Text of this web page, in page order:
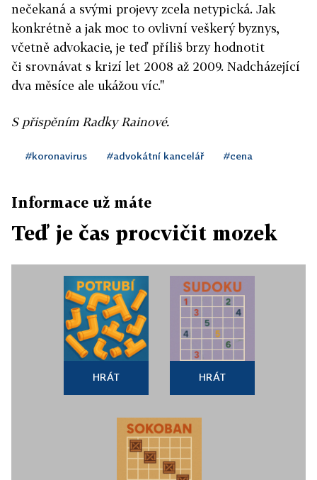
nečekaná a svými projevy zcela netypická. Jak
konkrétně a jak moc to ovlivní veškerý byznys,
včetně advokacie, je teď příliš brzy hodnotit
či srovnávat s krizí let 2008 až 2009. Nadcházející
dva měsíce ale ukážou víc."
S přispěním Radky Rainové.
#koronavirus #advokátní kancelář #cena
Informace už máte
Teď je čas procvičit mozek
HRÁT HRÁT